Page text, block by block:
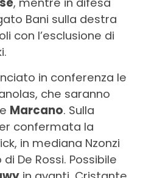
Bani sulla destra
con l’esclusione di
in conferenza le
che saranno
Marcano. Sulla
confermata la
in mediana Nzonzi
De Rossi. Possibile